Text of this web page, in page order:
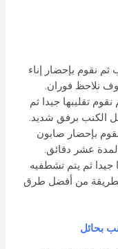
ثم نقوم بإحضار إناء
نلاحظ فوران.
تقليبها جيدا ثم
الكنب برفق شديد.
بإحضار صابون
لمدة عشر دقائق.
جيدا ثم يتم تشطفيه
من أفضل طرق
بحائل